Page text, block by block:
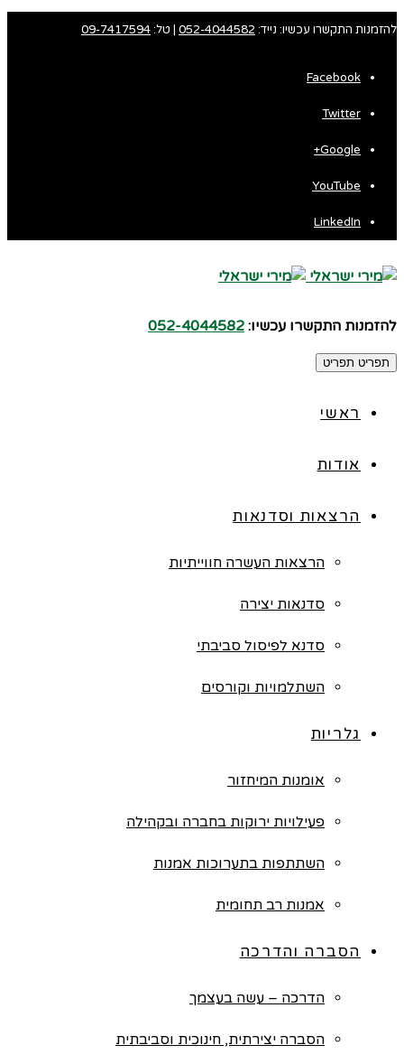
להזמנות התקשרו עכשיו: נייד: 052-4044582 | טל:09-7417594
Facebook
Twitter
Google+
YouTube
LinkedIn
להזמנות התקשרו עכשיו: 052-4044582
תפריט תפריט
ראשי
אודות
הרצאות וסדנאות
הרצאות העשרה חווייתיות
סדנאות יצירה
סדנא לפיסול סביבתי
השתלמויות וקורסים
גלריות
אומנות המיחזור
פעילויות ירוקות בחברה ובקהילה
השתתפות בתערוכות אמנות
אמנות רב תחומית
הסברה והדרכה
הדרכה – עשה בעצמך
הסברה יצירתית, חינוכית וסביבתית